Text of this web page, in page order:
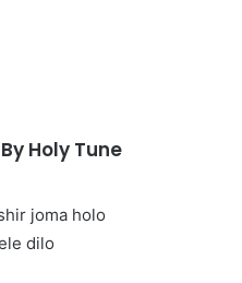
Holy Tune
joma holo
dilo